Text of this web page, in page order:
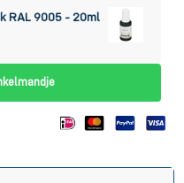
RAL 9005 - 20ml